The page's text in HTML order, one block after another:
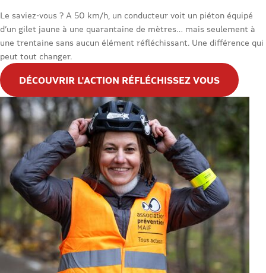
Le saviez-vous ? A 50 km/h, un conducteur voit un piéton équipé
d’un gilet jaune à une quarantaine de mètres… mais seulement à
une trentaine sans aucun élément réfléchissant. Une différence qui
peut tout changer.
DÉCOUVRIR L'ACTION RÉFLÉCHISSEZ VOUS